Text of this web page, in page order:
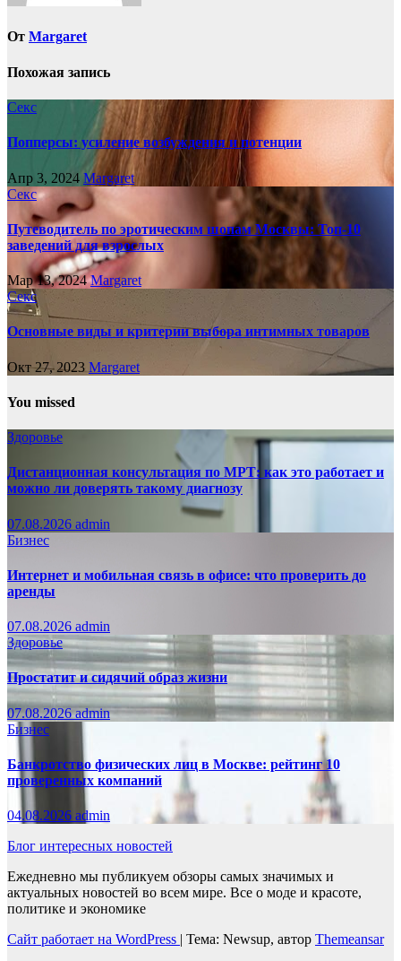
От Margaret
Похожая запись
Секс
Попперсы: усиление возбуждения и потенции
Апр 3, 2024Margaret
Секс
Путеводитель по эротическим шопам Москвы: Топ-10
заведений для взрослых
Мар 13, 2024Margaret
Секс
Основные виды и критерии выбора интимных товаров
Окт 27, 2023 Margaret
You missed
Здоровье
Дистанционная консультация по МРТ: как это работает и
можно ли доверять такому диагнозу
07.08.2026 admin
Бизнес
Интернет и мобильная связь в офисе: что проверить до
аренды
07.08.2026 admin
Здоровье
Простатит и сидячий образ жизни
07.08.2026admin
Бизнес
Банкротство физических лиц в Москве: рейтинг 10
проверенных компаний
04.08.2026 admin
Блог интересных новостей
Ежедневно мы публикуем обзоры самых значимых и
актуальных новостей во всем мире. Все о моде и красоте,
политике и экономике
Сайт работает на WordPress | Тема: Newsup, автор Themeansar